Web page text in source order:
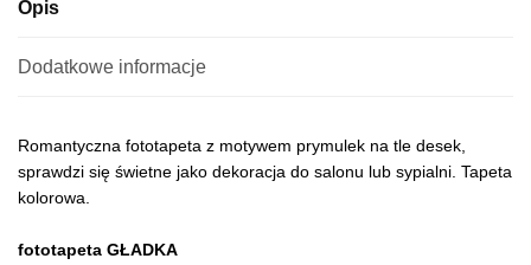
Opis
Dodatkowe informacje
Romantyczna fototapeta z motywem prymulek na tle desek,
sprawdzi się świetne jako dekoracja do salonu lub sypialni. Tapeta
kolorowa.
fototapeta GŁADKA